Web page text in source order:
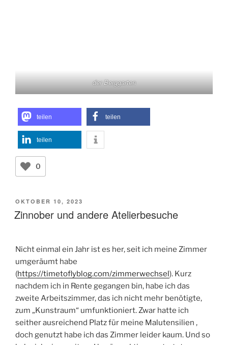
der Berggarten
teilen teilen
teilen
0
VERÖFFENTLICHT
AM
OKTOBER 10, 2023
Zinnober und andere Atelierbesuche
Nicht einmal ein Jahr ist es her, seit ich meine Zimmer
umgeräumt habe
(https://timetoflyblog.com/zimmerwechsel ). Kurz
nachdem ich in Rente gegangen bin, habe ich das
zweite Arbeitszimmer, das ich nicht mehr benötigte,
zum „Kunstraum“ umfunktioniert. Zwar hatte ich
seither ausreichend Platz für meine Malutensilien ,
doch genutzt habe ich das Zimmer leider kaum. Und so